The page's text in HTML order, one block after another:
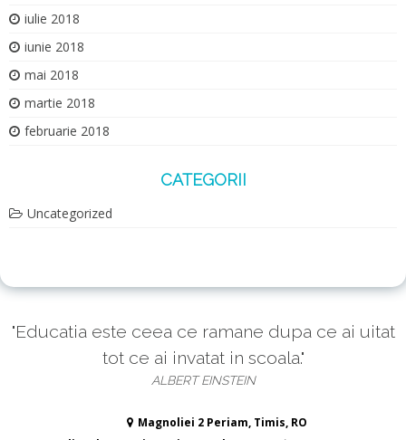
iulie 2018
iunie 2018
mai 2018
martie 2018
februarie 2018
CATEGORII
Uncategorized
"Educatia este ceea ce ramane dupa ce ai uitat
tot ce ai invatat in scoala."
ALBERT EINSTEIN
Magnoliei 2 Periam, Timis, RO